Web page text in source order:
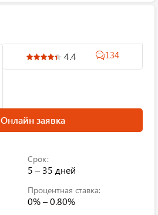
4.4 134
Онлайн заявка
Срок:
5 – 35 дней
Процентная ставка:
0% – 0.80%